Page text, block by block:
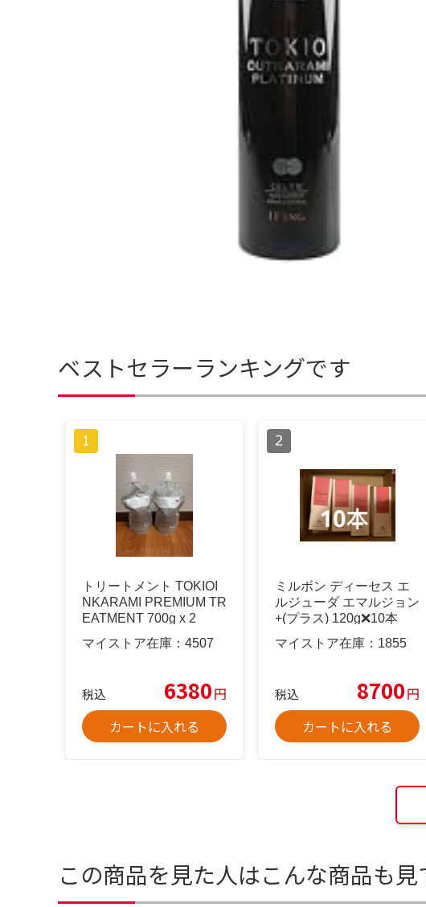
ベストセラーランキングです
トリートメント TOKIOI
NKARAMI PREMIUM TR
EATMENT 700g x 2
マイストア在庫： 4507
税込 6380円
カートに入れる
ミルボン ディーセス エ
ルジューダ エマルジョン
+(プラス) 120g❌10本
マイストア在庫： 1855
税込 8700円
カートに入れる
この商品を見た人はこんな商品も見